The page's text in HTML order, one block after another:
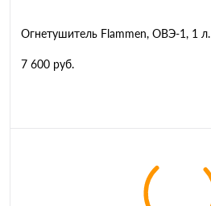
Огнетушитель Flammen, ОВЭ-1, 1 л.
7 600 руб.